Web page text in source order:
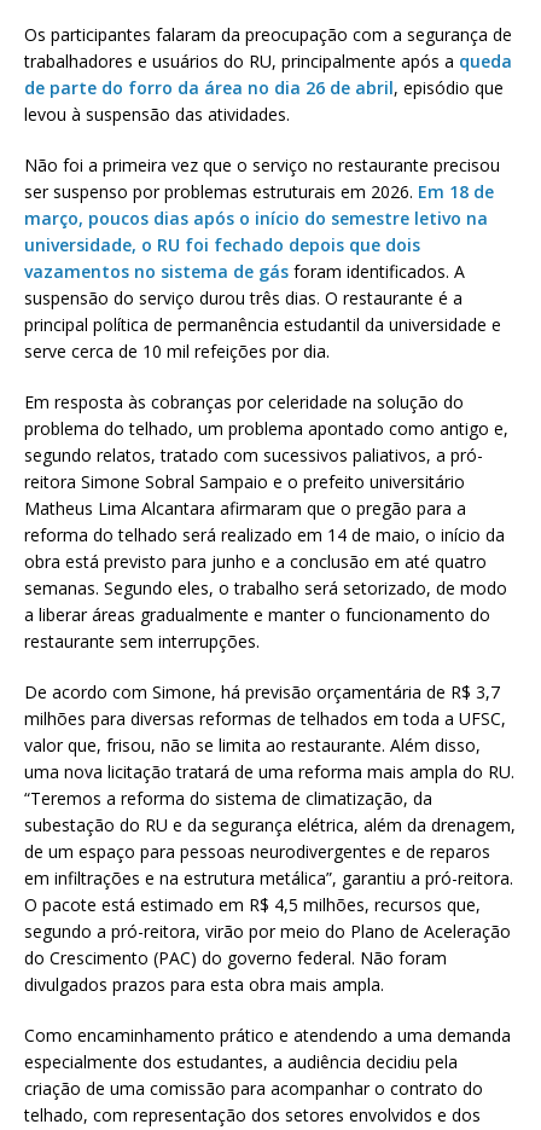
Os participantes falaram da preocupação com a segurança de
trabalhadores e usuários do RU, principalmente após a queda
de parte do forro da área no dia 26 de abril, episódio que
levou à suspensão das atividades.
Não foi a primeira vez que o serviço no restaurante precisou
ser suspenso por problemas estruturais em 2026. Em 18 de
março, poucos dias após o início do semestre letivo na
universidade, o RU foi fechado depois que dois
vazamentos no sistema de gás foram identificados. A
suspensão do serviço durou três dias. O restaurante é a
principal política de permanência estudantil da universidade e
serve cerca de 10 mil refeições por dia.
Em resposta às cobranças por celeridade na solução do
problema do telhado, um problema apontado como antigo e,
segundo relatos, tratado com sucessivos paliativos, a pró-
reitora Simone Sobral Sampaio e o prefeito universitário
Matheus Lima Alcantara afirmaram que o pregão para a
reforma do telhado será realizado em 14 de maio, o início da
obra está previsto para junho e a conclusão em até quatro
semanas. Segundo eles, o trabalho será setorizado, de modo
a liberar áreas gradualmente e manter o funcionamento do
restaurante sem interrupções.
De acordo com Simone, há previsão orçamentária de R$ 3,7
milhões para diversas reformas de telhados em toda a UFSC,
valor que, frisou, não se limita ao restaurante. Além disso,
uma nova licitação tratará de uma reforma mais ampla do RU.
“Teremos a reforma do sistema de climatização, da
subestação do RU e da segurança elétrica, além da drenagem,
de um espaço para pessoas neurodivergentes e de reparos
em infiltrações e na estrutura metálica”, garantiu a pró-reitora.
O pacote está estimado em R$ 4,5 milhões, recursos que,
segundo a pró-reitora, virão por meio do Plano de Aceleração
do Crescimento (PAC) do governo federal. Não foram
divulgados prazos para esta obra mais ampla.
Como encaminhamento prático e atendendo a uma demanda
especialmente dos estudantes, a audiência decidiu pela
criação de uma comissão para acompanhar o contrato do
telhado, com representação dos setores envolvidos e dos